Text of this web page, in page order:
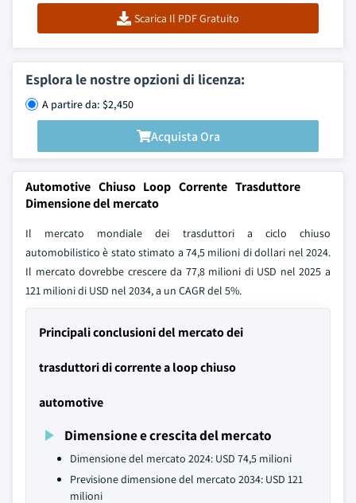
Scarica Il PDF Gratuito
Esplora le nostre opzioni di licenza:
A partire da: $2,450
Acquista Ora
Automotive Chiuso Loop Corrente Trasduttore
Dimensione del mercato
Il mercato mondiale dei trasduttori a ciclo chiuso
automobilistico è stato stimato a 74,5 milioni di dollari nel 2024.
Il mercato dovrebbe crescere da 77,8 milioni di USD nel 2025 a
121 milioni di USD nel 2034, a un CAGR del 5%.
Principali conclusioni del mercato dei
trasduttori di corrente a loop chiuso
automotive
Dimensione e crescita del mercato
Dimensione del mercato 2024: USD 74,5 milioni
Previsione dimensione del mercato 2034: USD 121
milioni